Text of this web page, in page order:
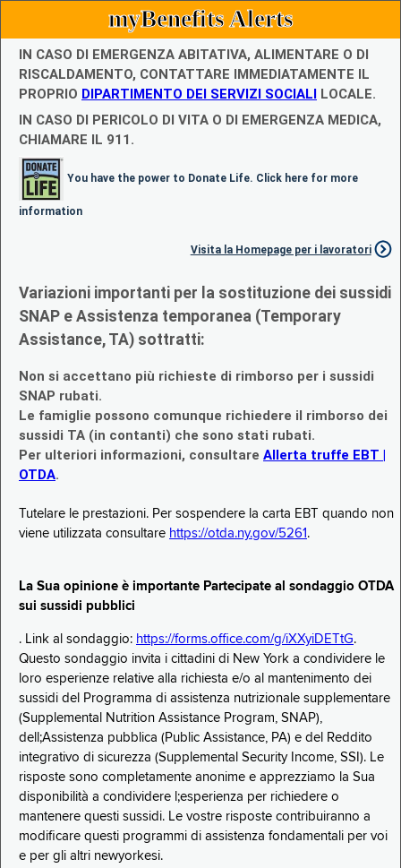
myBenefits Alerts
IN CASO DI EMERGENZA ABITATIVA, ALIMENTARE O DI
RISCALDAMENTO, CONTATTARE IMMEDIATAMENTE IL
PROPRIO DIPARTIMENTO DEI SERVIZI SOCIALI LOCALE.
IN CASO DI PERICOLO DI VITA O DI EMERGENZA MEDICA,
CHIAMARE IL 911.
You have the power to Donate Life. Click here for more
information
Visita la Homepage per i lavoratori
Variazioni importanti per la sostituzione dei sussidi
SNAP e Assistenza temporanea (Temporary
Assistance, TA) sottratti:
Non si accettano più richieste di rimborso per i sussidi
SNAP rubati.
Le famiglie possono comunque richiedere il rimborso dei
sussidi TA (in contanti) che sono stati rubati.
Per ulteriori informazioni, consultare Allerta truffe EBT |
OTDA.
Tutelare le prestazioni. Per sospendere la carta EBT quando non
viene utilizzata consultare https://otda.ny.gov/5261 .
La Sua opinione è importante Partecipate al sondaggio OTDA
sui sussidi pubblici
. Link al sondaggio: https://forms.office.com/g/iXXyiDETtG.
Questo sondaggio invita i cittadini di New York a condividere le
loro esperienze relative alla richiesta e/o al mantenimento dei
sussidi del Programma di assistenza nutrizionale supplementare
(Supplemental Nutrition Assistance Program, SNAP),
dell;Assistenza pubblica (Public Assistance, PA) e del Reddito
integrativo di sicurezza (Supplemental Security Income, SSI). Le
risposte sono completamente anonime e apprezziamo la Sua
disponibilità a condividere l;esperienza per richiedere o
mantenere questi sussidi. Le vostre risposte contribuiranno a
modificare questi programmi di assistenza fondamentali per voi
e per gli altri newyorkesi.